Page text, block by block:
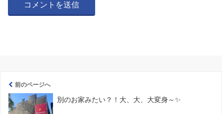
前のページへ
別のお家みたい？！大、大、大変身～✨